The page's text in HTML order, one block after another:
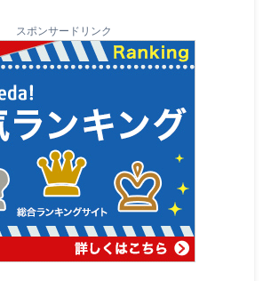
スポンサードリンク